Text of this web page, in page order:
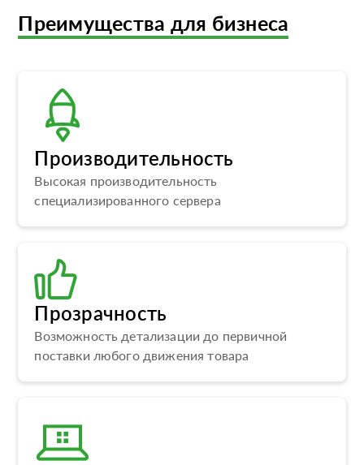
Преимущества для бизнеса
Производительность
Высокая производительность
специализированного сервера
Прозрачность
Возможность детализации до первичной
поставки любого движения товара